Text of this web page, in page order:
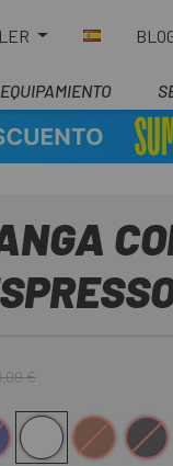
EQUIPAMIENTO
€
Blanco Marrón Negro